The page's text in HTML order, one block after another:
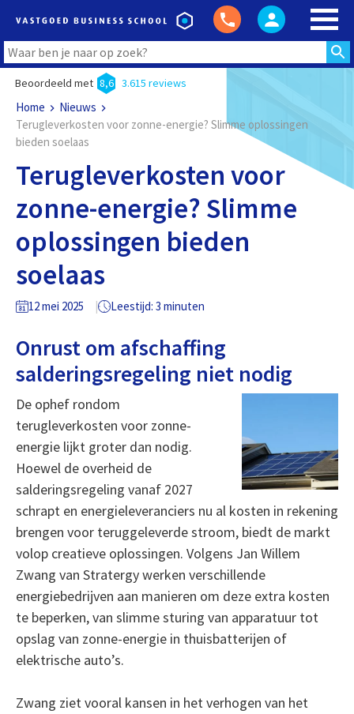
Beoordeeld met 8,6 3.615 reviews
Home
Nieuws
Terugleverkosten voor zonne-energie? Slimme oplossingen
bieden soelaas
Terugleverkosten voor
zonne-energie? Slimme
oplossingen bieden
soelaas
12 mei 2025 Leestijd: 3 minuten
Onrust om afschaffing
salderingsregeling niet nodig
De ophef rondom
terugleverkosten voor zonne-
energie lijkt groter dan nodig.
Hoewel de overheid de
salderingsregeling vanaf 2027
schrapt en energieleveranciers nu al kosten in rekening
brengen voor teruggeleverde stroom, biedt de markt
volop creatieve oplossingen. Volgens Jan Willem
Zwang van Stratergy werken verschillende
energiebedrijven aan manieren om deze extra kosten
te beperken, van slimme sturing van apparatuur tot
opslag van zonne-energie in thuisbatterijen of
elektrische auto’s.
Zwang ziet vooral kansen in het verhogen van het